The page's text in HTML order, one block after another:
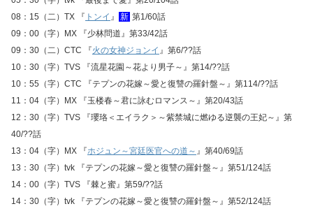
08：15（二）TX 『 トンイ 』 新 第1/60話
09：00（字）MX 『少林問道』第33/42話
09：30（二）CTC 『火の女神ジョンイ 』第6/??話
10：30（字）TVS 『流星花園～花より男子～』第14/??話
10：55（字）CTC 『テプンの花嫁～愛と復讐の羅針盤～』第114/??話
11：04（字）MX 『玉楼春～君に詠むロマンス～』第20/43話
12：30（字）TVS 『瓔珞＜エイラク＞～紫禁城に燃ゆる逆襲の王妃～』第
40/??話
13：04（字）MX 『ホジュン～宮廷医官への道～ 』第40/69話
13：30（字）tvk 『テプンの花嫁～愛と復讐の羅針盤～』第51/124話
14：00（字）TVS 『棘と蜜』第59/??話
14：30（字）tvk 『テプンの花嫁～愛と復讐の羅針盤～』第52/124話